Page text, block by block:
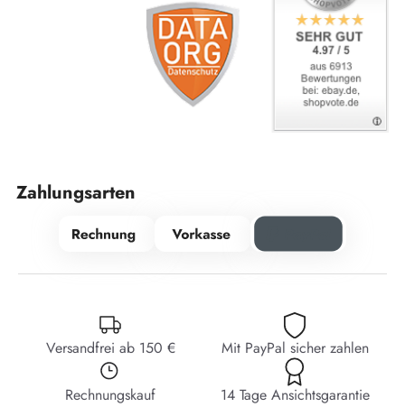
Zahlungsarten
Versandfrei ab 150 € Mit PayPal sicher zahlen
Rechnungskauf 14 Tage Ansichtsgarantie